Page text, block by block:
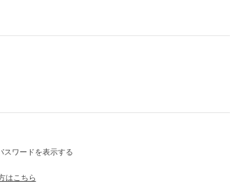
スワードを表示する
はこちら